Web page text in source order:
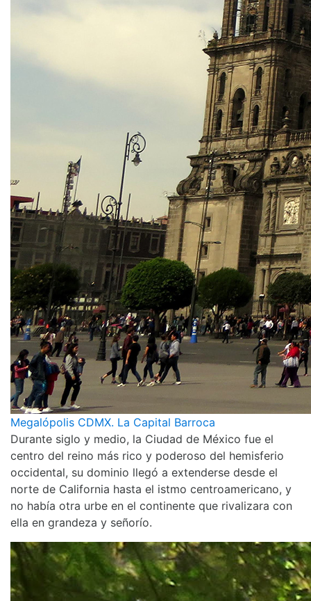
Megalópolis CDMX. La Capital Barroca
Durante siglo y medio, la Ciudad de México fue el
centro del reino más rico y poderoso del hemisferio
occidental, su dominio llegó a extenderse desde el
norte de California hasta el istmo centroamericano, y
no había otra urbe en el continente que rivalizara con
ella en grandeza y señorío.